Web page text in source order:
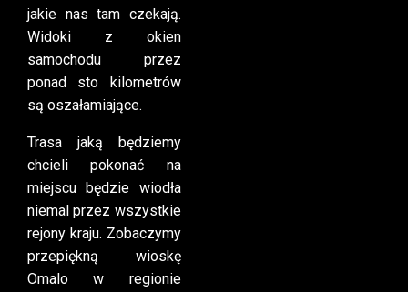
jakie nas tam czekają.
Widoki z okien
samochodu przez
ponad sto kilometrów
są oszałamiające.
Trasa jaką będziemy
chcieli pokonać na
miejscu będzie wiodła
niemal przez wszystkie
rejony kraju. Zobaczymy
przepiękną wioskę
Omalo w regionie